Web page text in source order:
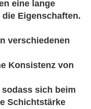
eine lange
Eigenschaften.
verschiedenen
Konsistenz von
sich beim
Schichtstärke